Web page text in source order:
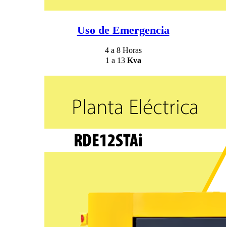
Uso de Emergencia
4 a 8 Horas
1 a 13 Kva